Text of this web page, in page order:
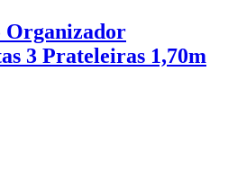
3 Prateleiras 1,70m